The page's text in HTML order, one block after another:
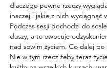
dlaczego pewne rzeczy
inaczej i jakie z nich wyciągnąć
Podczas sesji dochodzi do
duszy, a to owocuje
nad sowim życiem. Co dalej po
Nie w tym rzecz żeby teraz